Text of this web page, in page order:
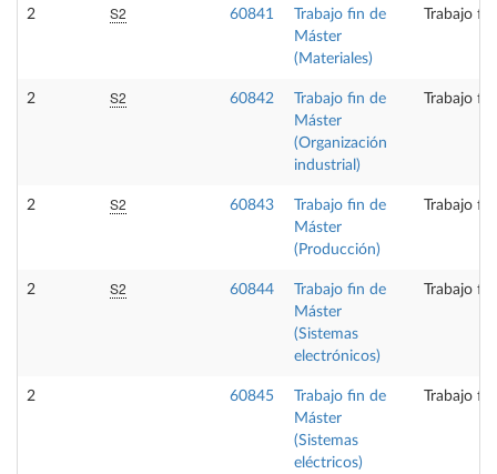
2 S2 60841
Trabajo fin de
Máster
(Materiales)
Trabajo
2 S2 60842
Trabajo fin de
Máster
(Organización
industrial)
Trabajo
2 S2 60843
Trabajo fin de
Máster
(Producción)
Trabajo
2 S2 60844
Trabajo fin de
Máster
(Sistemas
electrónicos)
Trabajo
2 60845
Trabajo fin de
Máster
(Sistemas
eléctricos)
Trabajo